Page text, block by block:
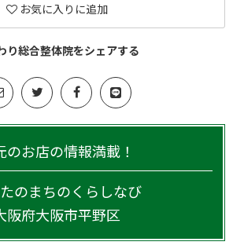
お気に入りに追加
り総合整体院をシェアする
のお店の情報満載！
のまちのくらしなび
阪府大阪市平野区